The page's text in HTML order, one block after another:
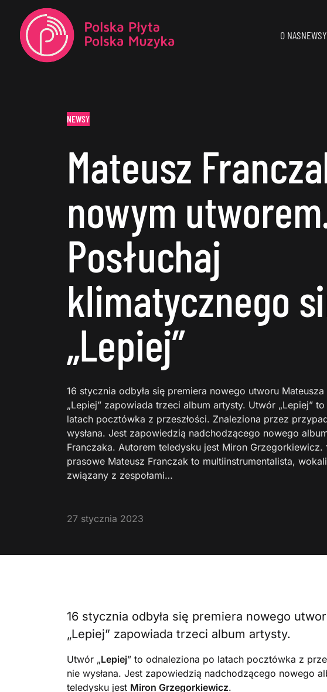
O NASNEWSY
NEWSY
Mateusz
nowym
Posłuchaj
klimatycznego
„Lepiej”
16 stycznia odbyła się premiera nowego utworu
„Lepiej” zapowiada trzeci album artysty. Utwór „Lepiej”
latach pocztówka z przeszłości. Znaleziona przez
wysłana. Jest zapowiedzią nadchodzącego nowego
Franczaka. Autorem teledysku jest Miron Grzegorkiewicz.
prasowe Mateusz Franczak to multiinstrumentalista,
związany z zespołami…
27 stycznia 2023
16 stycznia odbyła się premiera nowego
„Lepiej” zapowiada trzeci album artysty.
Utwór „Lepiej” to odnaleziona po latach pocztówka z
nie wysłana. Jest zapowiedzią nadchodzącego nowego
teledysku jest Miron Grzegorkiewicz.